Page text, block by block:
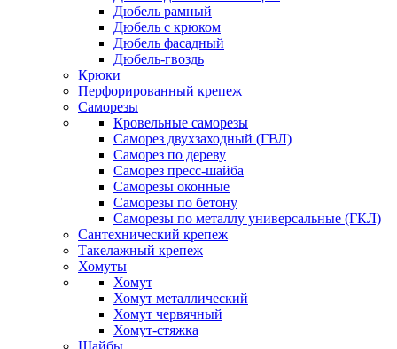
Дюбель рамный
Дюбель с крюком
Дюбель фасадный
Дюбель-гвоздь
Крюки
Перфорированный крепеж
Саморезы
Кровельные саморезы
Саморез двухзаходный (ГВЛ)
Саморез по дереву
Саморез пресс-шайба
Саморезы оконные
Саморезы по бетону
Саморезы по металлу универсальные (ГКЛ)
Сантехнический крепеж
Такелажный крепеж
Хомуты
Хомут
Хомут металлический
Хомут червячный
Хомут-стяжка
Шайбы